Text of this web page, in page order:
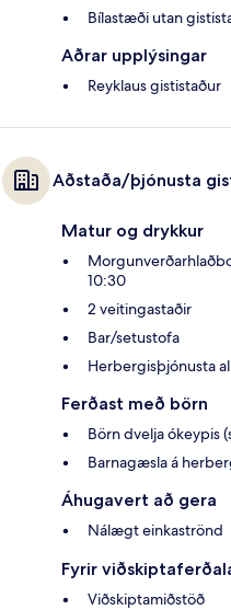
Bílastæði utan
Aðrar upplýsingar
Reyklaus gististaður
Aðstaða/þjónusta
Matur og drykkur
10:30
2 veitingastaðir
Bar/setustofa
Herbergisþjónusta
Ferðast með börn
Börn dvelja ókeypis
Barnagæsla á
Áhugavert að gera
Nálægt einkaströnd
Fyrir
Viðskiptamiðstöð